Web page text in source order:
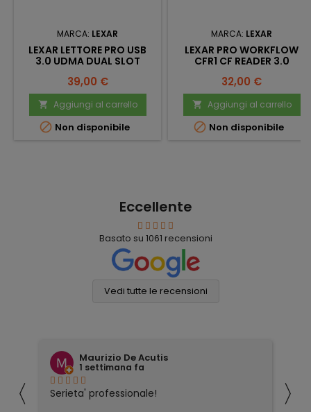
MARCA: LEXAR
LEXAR LETTORE PRO USB
3.0 UDMA DUAL SLOT
Prezzo
39,00 €
 Aggiungi al carrello
 Non disponibile
MARCA: LEXAR
LEXAR PRO WORKFLOW
CFR1 CF READER 3.0
Prezzo
32,00 €
 Aggiungi al carrello
 Non disponibile
Eccellente
Basato su 1061 recensioni
Vedi tutte le recensioni
〈
Maurizio De Acutis
1 settimana fa
Serieta' professionale! 〉